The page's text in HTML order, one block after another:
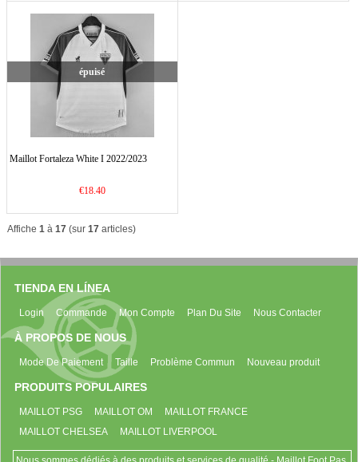
épuisé
Maillot Fortaleza White I 2022/2023
€18.40
Affiche 1à 17(sur 17articles)
TIENDA EN LÍNEA
Login Commande Mon Compte Plan Du Site Nous Contacter
À PROPOS DE NOUS
Mode De Paiement Taille Problème Commun Nouveau produit
PRODUITS POPULAIRES
MAILLOT PSG MAILLOT OM
MAILLOT FRANCE
MAILLOT CHELSEA
MAILLOT LIVERPOOL